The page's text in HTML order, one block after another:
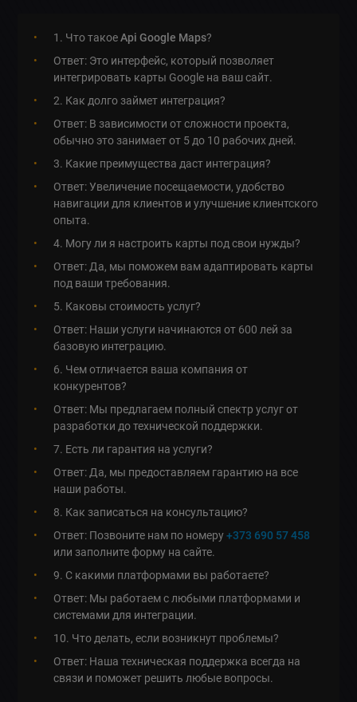
1. Что такоеApi Google Maps?
Ответ: Это интерфейс, который позволяет
интегрировать карты Google на ваш сайт.
2. Как долго займет интеграция?
Ответ: В зависимости от сложности проекта,
обычно это занимает от 5 до 10 рабочих дней.
3. Какие преимущества даст интеграция?
Ответ: Увеличение посещаемости, удобство
навигации для клиентов и улучшение клиентского
опыта.
4. Могу ли я настроить карты под свои нужды?
Ответ: Да, мы поможем вам адаптировать карты
под ваши требования.
5. Каковы стоимость услуг?
Ответ: Наши услуги начинаются от 600 лей за
базовую интеграцию.
6. Чем отличается ваша компания от
конкурентов?
Ответ: Мы предлагаем полный спектр услуг от
разработки до технической поддержки.
7. Есть ли гарантия на услуги?
Ответ: Да, мы предоставляем гарантию на все
наши работы.
8. Как записаться на консультацию?
Ответ: Позвоните нам по номеру+373 690 57 458
или заполните форму на сайте.
9. С какими платформами вы работаете?
Ответ: Мы работаем с любыми платформами и
системами для интеграции.
10. Что делать, если возникнут проблемы?
Ответ: Наша техническая поддержка всегда на
связи и поможет решить любые вопросы.